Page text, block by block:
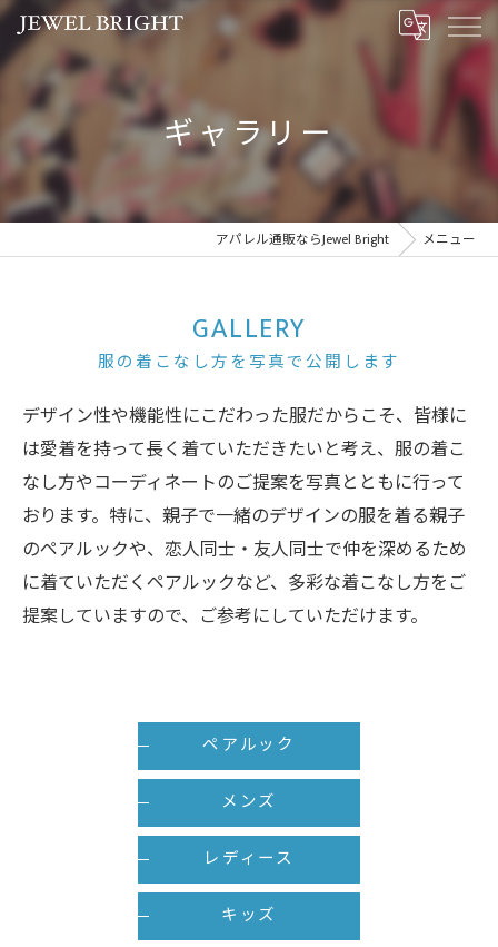
ギャラリー
アパレル通販ならJewel Bright メニュー
服の着こなし方を写真で公開します
GALLERY
デザイン性や機能性にこだわった服だからこそ、皆様に
は愛着を持って長く着ていただきたいと考え、服の着こ
なし方やコーディネートのご提案を写真とともに行って
おります。特に、親子で一緒のデザインの服を着る親子
のペアルックや、恋人同士・友人同士で仲を深めるため
に着ていただくペアルックなど、多彩な着こなし方をご
提案していますので、ご参考にしていただけます。
ペアルック
メンズ
レディース
キッズ